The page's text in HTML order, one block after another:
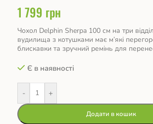
1 799 грн
Чохол Delphin Sherpa 100 см на три
вудилища з котушками має м’які
блискавки та зручний ремінь для
Є в наявності
- +
Додати в кошик